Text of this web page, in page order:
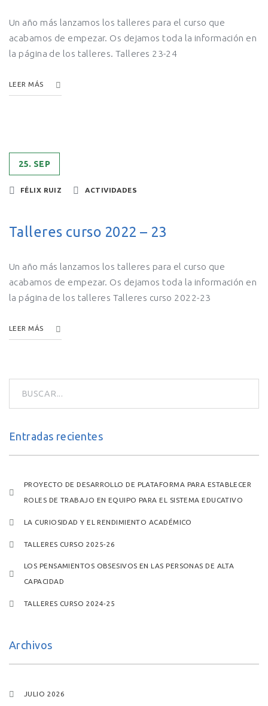
Un año más lanzamos los talleres para el curso que
acabamos de empezar. Os dejamos toda la información en
la página de los talleres. Talleres 23-24
LEER MÁS
25. SEP
FÉLIX RUIZ ACTIVIDADES
Talleres curso 2022 – 23
Un año más lanzamos los talleres para el curso que
acabamos de empezar. Os dejamos toda la información en
la página de los talleres Talleres curso 2022-23
LEER MÁS
Entradas recientes
PROYECTO DE DESARROLLO DE PLATAFORMA PARA ESTABLECER
ROLES DE TRABAJO EN EQUIPO PARA EL SISTEMA EDUCATIVO
LA CURIOSIDAD Y EL RENDIMIENTO ACADÉMICO
TALLERES CURSO 2025-26
LOS PENSAMIENTOS OBSESIVOS EN LAS PERSONAS DE ALTA
CAPACIDAD
TALLERES CURSO 2024-25
Archivos
JULIO 2026